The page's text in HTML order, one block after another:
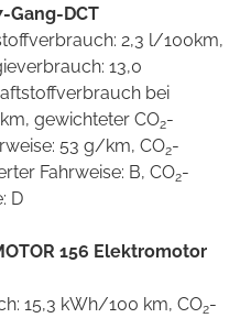
Gang-DCT
2,3 l/100km,
13,0
bei
gewichteter CO2-
53 g/km, CO2-
Fahrweise: B, CO2-
D
156 Elektromotor
15,3 kWh/100 km, CO2-